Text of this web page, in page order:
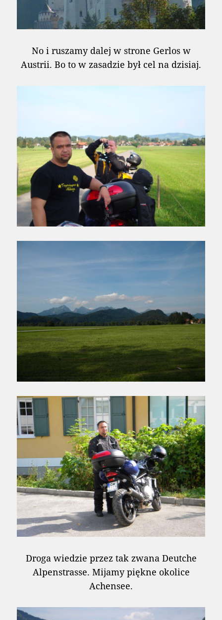
No i ruszamy dalej w strone Gerlos w
Austrii. Bo to w zasadzie był cel na dzisiaj.
Droga wiedzie przez tak zwana Deutche
Alpenstrasse. Mijamy piękne okolice
Achensee.